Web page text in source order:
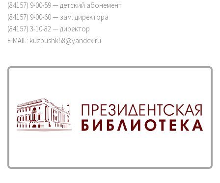
(84157) 9-00-59 — детский абонемент
(84157) 9-00-60 — зам. директора
(84157) 3-10-82 — директор
E-MAIL: kuzpushk58@yandex.ru